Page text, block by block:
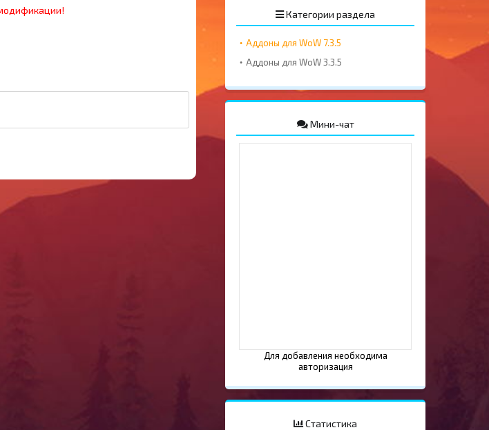
Категории раздела
Аддоны для WoW 7.3.5
Аддоны для WoW 3.3.5
Мини-чат
Для добавления необходима
авторизация
Статистика